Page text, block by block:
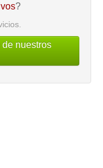
?
nuestros